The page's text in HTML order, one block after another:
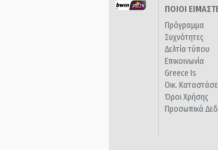
ΠΟΙΟΙ
Πρόγραμμα
Συχνότητες
Δελτία τύπου
Επικοινωνία
Greece Is
Οικ.
Όροι Χρήσης
Προσωπικά